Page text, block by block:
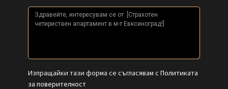
Изпращайки тази форма се съгласявам с Политиката
за поверителност